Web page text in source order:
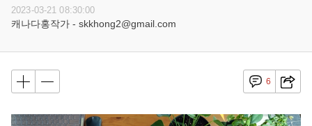
2023-03-21 08:30:00
캐나다홍작가 - skkhong2@gmail.com
6